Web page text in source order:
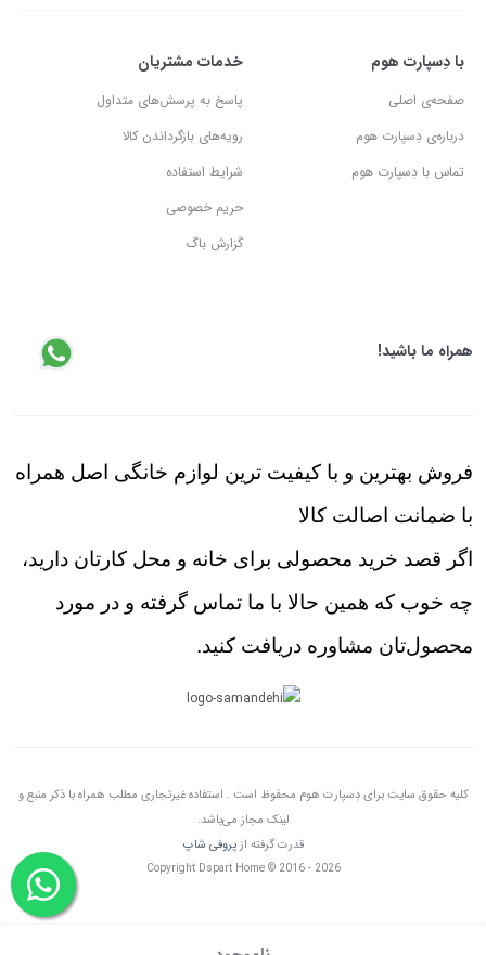
با دِسپارت هوم
صفحه‌ی اصلی
درباره‌ی دِسپارت هوم
تماس با دِسپارت هوم
خدمات مشتریان
پاسخ به پرسش‌های متداول
رویه‌های بازگرداندن کالا
شرایط استفاده
حریم خصوصی
گزارش باگ
همراه ما باشید!
فروش بهترین و با کیفیت ترین لوازم خانگی اصل همراه
با ضمانت اصالت کالا
اگر قصد خرید محصولی برای خانه و محل کارتان دارید،
چه خوب که همین حالا با ما تماس گرفته و در مورد
محصول‌تان مشاوره دریافت کنید.
کلیه حقوق سایت برای دِسپارت هوم محفوظ است . استفاده غیرتجاری مطلب همراه با ذکر منبع و
لینک مجاز می‌باشد.
قدرت گرفته ازپروفی شاپ
Copyright Dspart Home © 2016 - 2026